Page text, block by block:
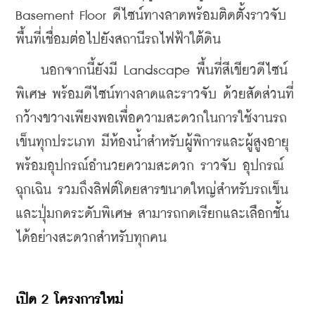
Basement Floor ดีไซน์ทางลาดพร้อมติดตั้งราวจับ
พื้นที่เชื่อมต่อไปยังสถานีรถไฟฟ้าใต้ดิน
นอกจากนี้ยังมี Landscape พื้นที่สีเขียวดีไซน์
พิเศษ พร้อมดีไซน์ทางลาดและราวจับ ด้วยสัดส่วนที่
กว้างขวางเพียงพอเพื่อความสะดวกในการใช้งานรถ
เข็นทุกประเภท มีห้องน้ำสำหรับผู้พิการและผู้สูงอายุ
พร้อมอุปกรณ์อำนวยความสะดวก ราวจับ อุปกรณ์
ฉุกเฉิน รวมถึงลิฟต์โดยสารขนาดใหญ่สำหรับรถเข็น
และปุ่มกดระดับพิเศษ สามารถกดเรียกและเลือกชั้น
ได้อย่างสะดวกสำหรับทุกคน
เปิด 2 โครงการใหม่